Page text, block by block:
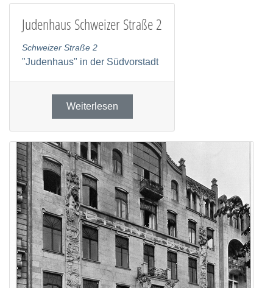
Judenhaus Schweizer Straße 2
Schweizer Straße 2
"Judenhaus" in der Südvorstadt
Weiterlesen